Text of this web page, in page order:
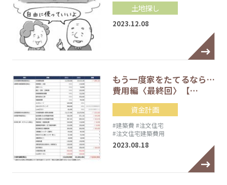
土地探し
2023.12.08
もう一度家をたてるなら…
費用編〈最終回〉【…
資金計画
#建築費 #注文住宅
#注文住宅建築費用
2023.08.18